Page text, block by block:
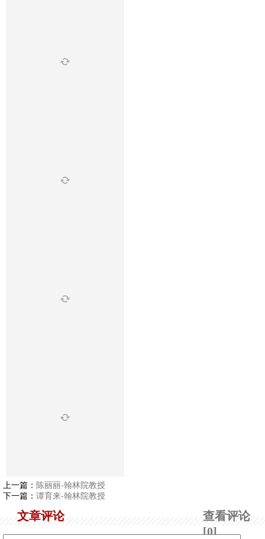
上一篇： 陈丽丽-翰林院教授
下一篇： 谭育来-翰林院教授
查看评论
[0]
文章评论